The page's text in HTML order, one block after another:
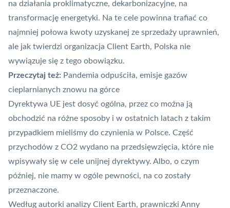
na działania proklimatyczne, dekarbonizacyjne, na
transformację energetyki. Na te cele powinna trafiać co
najmniej połowa kwoty uzyskanej ze sprzedaży uprawnień,
ale jak twierdzi organizacja Client Earth, Polska nie
wywiązuje się z tego obowiązku.
Przeczytaj też: Pandemia odpuściła, emisje gazów
cieplarnianych znowu na górce
Dyrektywa UE jest dosyć ogólna, przez co można ją
obchodzić na różne sposoby i w ostatnich latach z takim
przypadkiem mieliśmy do czynienia w Polsce. Część
przychodów z CO2 wydano na przedsięwzięcia, które nie
wpisywały się w cele unijnej dyrektywy. Albo, o czym
później, nie mamy w ogóle pewności, na co zostały
przeznaczone.
Według autorki analizy Client Earth, prawniczki Anny